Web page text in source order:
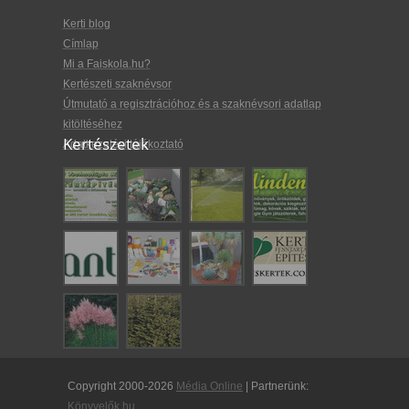
Kerti blog
Címlap
Mi a Faiskola.hu?
Kertészeti szaknévsor
Útmutató a regisztrációhoz és a szaknévsori adatlap
kitöltéséhez
Adatkezelési tájékoztató
Kertészetek
Copyright 2000-2026 Média Online | Partnerünk:
Könyvelők.hu